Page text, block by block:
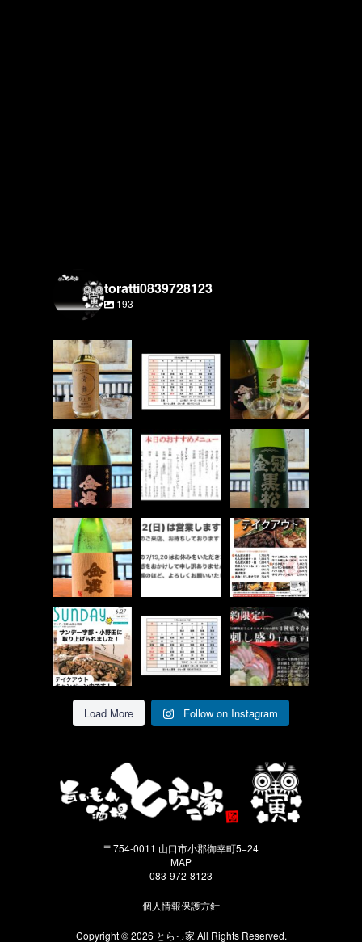
toratti0839728123
193
山口県長門市のク
ラフトジン
「青舞 OrB」 入
荷しました！
...
6 0
8月の営業カレン
ダーです！
25日は臨時休業で
すので、ご容赦く
ださい。...
期間限定！
金雀３種飲み比べ
セットやってま
す！
...
7 0
またまた金雀入荷
しました！
今回は 伝承山
廃 純米吟醸
...
グランドメニュー
とは別でおすすめ
めメニューもご用
意してます！
...
6 0
金冠黒松 緑帯に
なりました！
以前はすっきりと
飲みやすいタイプ
でしたが...
金雀 秘伝隠生
酛 純米吟醸
限定種、入荷しま
した！...
10 0
7/12(日)は17時〜
23時で営業しま
ご友人、ご家族と
のお食事にぜひ！
...
お持ち帰りメニュ
ーです！
看板商品「もも炭
火焼き」...
6 0
姉妹店の雷鶏さん
だぁばぁどの記事
が掲載されまし
た！
テイクアウトのキ
ャンペーンお得で
す！...
14 0
7月の営業カレン
ダーです！
7月の19,20日はお
休みです！...
ご予約限定のお刺
身盛り合わせあり
ます！
1人前 ４種4切
れ 税抜1899円
...
Load More
Follow on Instagram
〒754-0011 山口市小郡御幸町5−24
MAP
083-972-8123
個人情報保護方針
Copyright © 2026 とらっ家 All Rights Reserved.